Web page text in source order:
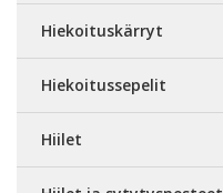
Hiekoituskärryt
Hiekoitussepelit
Hiilet